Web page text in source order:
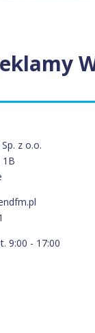
z o.o.
1B
9:00 - 17:00